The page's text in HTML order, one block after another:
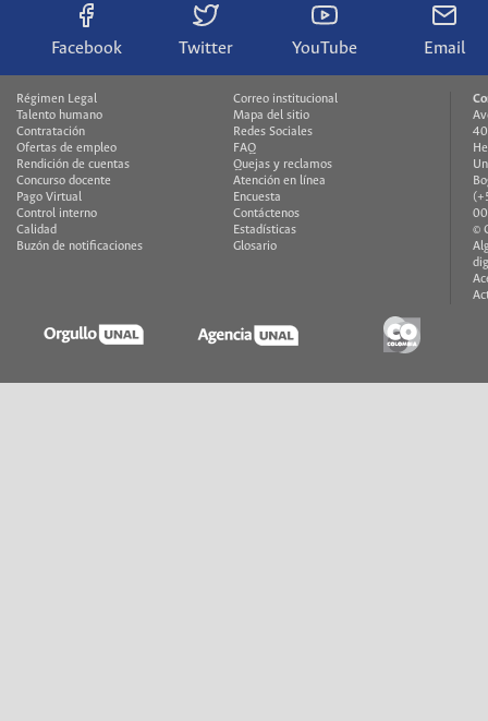
Facebook Twitter YouTube Email
Régimen Legal
Talento humano
Contratación
Ofertas de empleo
Rendición de cuentas
Concurso docente
Pago Virtual
Control interno
Calidad
Buzón de notificaciones
Correo institucional
Mapa del sitio
Redes Sociales
FAQ
Quejas y reclamos
Atención en línea
Encuesta
Contáctenos
Estadísticas
Glosario
©